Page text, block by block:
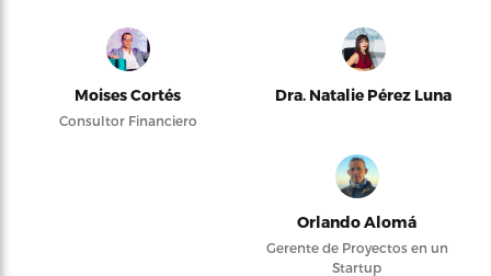
Moises Cortés
Consultor Financiero
Dra. Natalie Pérez Luna
Orlando Alomá
Gerente de Proyectos en un
Startup